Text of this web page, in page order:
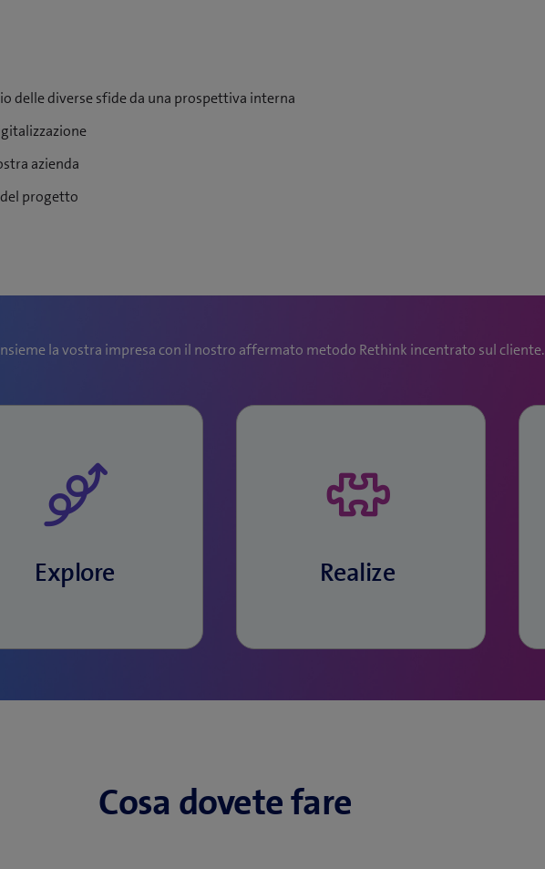
delle diverse sfide da una prospettiva interna
azienda
progetto
la vostra impresa con il nostro affermato metodo Rethink incentrato sul cliente.
Explore
valutiamo le idee, le
e mettiamo a
punto il design della
soluzione.
Realize
soluzione target e
trasformiamo il vostro
Cosa dovete fare